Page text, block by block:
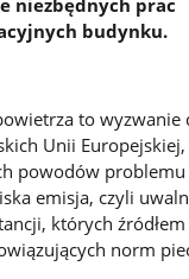
niezbędnych prac
budynku.
to wyzwanie
Unii
powodów
emisja, czyli
których źródłem
norm